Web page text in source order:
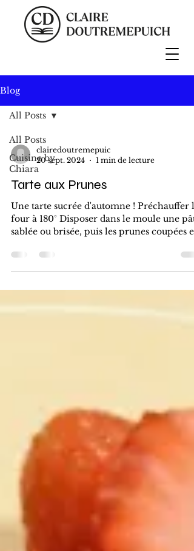
Blog
All Posts
Cuisine by
Chiara
All Posts
clairedoutremepuic
20 sept. 2024
1 min de lecture
Tarte aux Prunes
Une tarte sucrée d'automne ! Préchauffer le
four à 180° Disposer dans le moule une
sablée ou brisée, puis les prunes coupées en